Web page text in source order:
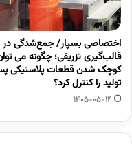
اختصاصی بسپار/ جمع‌شدگی در
قالب‌گیری تزریقی؛ چگونه می
کوچک شدن قطعات پلاستیکی
تولید را کنترل کرد؟
1405-05-14